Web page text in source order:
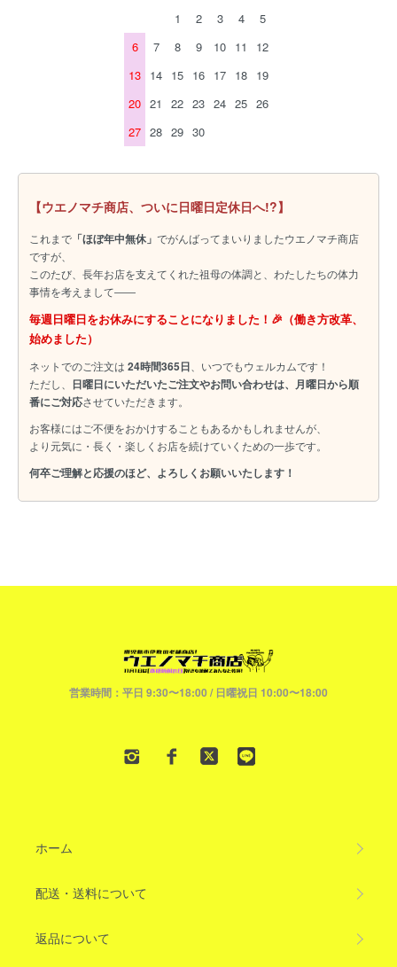
1
2 3 4
5
6
7 8 9 10 11
12
13 14 15 16 17 18 19
20 21 22 23 24 25 26
27 28 29 30
【ウエノマチ商店、ついに日曜日定休日へ!?】
これまで 「ほぼ年中無休」 でがんばってまいりましたウエノマチ商店
ですが、
このたび、長年お店を支えてくれた祖母の体調と、わたしたちの体力
事情を考えまして――
毎週日曜日をお休みにすることになりました！🎉（働き方改革、
始めました）
ネットでのご注文は 24時間365日 、いつでもウェルカムです！
ただし、
日曜日にいただいたご注文やお問い合わせは、月曜日から順
番にご対応させていただきます。
お客様にはご不便をおかけすることもあるかもしれませんが、
より元気に・長く・楽しくお店を続けていくための一歩です。
何卒ご理解と応援のほど、よろしくお願いいたします！
営業時間：平日 9:30〜18:00 / 日曜祝日 10:00〜18:00
ホーム
配送・送料について
返品について